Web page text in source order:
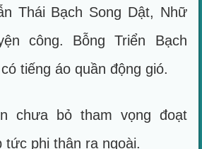
Thái Bạch Song Dật, Nhữ
công. Bỗng Triển Bạch
tiếng áo quần động gió.
chưa bỏ tham vọng đoạt
tức phi thân ra ngoài.